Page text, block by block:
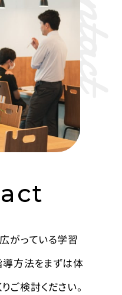
がっている学習
方法をまずは体
ご検討ください。